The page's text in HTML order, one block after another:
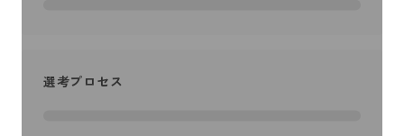
選考プロセス